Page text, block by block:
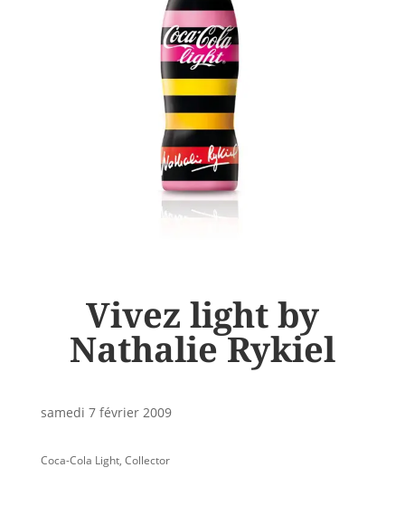
Vivez light by
Nathalie Rykiel
samedi 7 février 2009
Coca-Cola Light, Collector